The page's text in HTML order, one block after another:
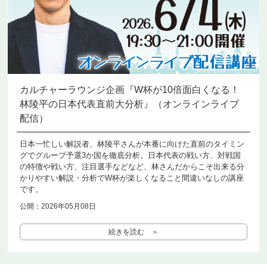
カルチャーラウンジ企画『W杯が10倍面白くなる！
林陵平の日本代表直前大分析』（オンラインライブ
配信）
日本一忙しい解説者、林陵平さんが本番に向けた直前のタイミン
グでグループ予選3か国を徹底分析。日本代表の戦い方、対戦国
の特徴や戦い方、注目選手などなど、林さんだからこそ出来る分
かりやすい解説・分析でW杯が楽しくなること間違いなしの講座
です。
公開：2026年05月08日
続きを読む ＞